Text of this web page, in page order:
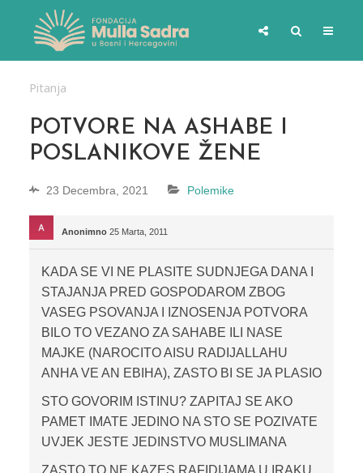
Pitanja
POTVORE NA ASHABE I
POSLANIKOVE ŽENE
23 Decembra, 2021 Polemike
Anonimno 25 Marta, 2011
KADA SE VI NE PLASITE SUDNJEGA DANA I
STAJANJA PRED GOSPODAROM ZBOG
VASEG PSOVANJA I IZNOSENJA POTVORA
BILO TO VEZANO ZA SAHABE ILI NASE
MAJKE (NAROCITO AISU RADIJALLAHU
ANHA VE AN EBIHA), ZASTO BI SE JA PLASIO
STO GOVORIM ISTINU? ZAPITAJ SE AKO
PAMET IMATE JEDINO NA STO SE POZIVATE
UVJEK JESTE JEDINSTVO MUSLIMANA